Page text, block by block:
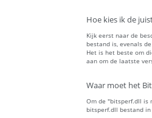
Hoe kies ik de
Kijk eerst naar de
bestand is, evenals
Het is het beste om
aan om de laatste
Waar moet het
Om de "bitsperf.dll is
bitsperf.dll bestand